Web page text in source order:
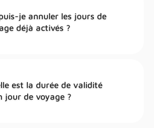
je annuler les jours de
déjà activés ?
est la durée de validité
jour de voyage ?